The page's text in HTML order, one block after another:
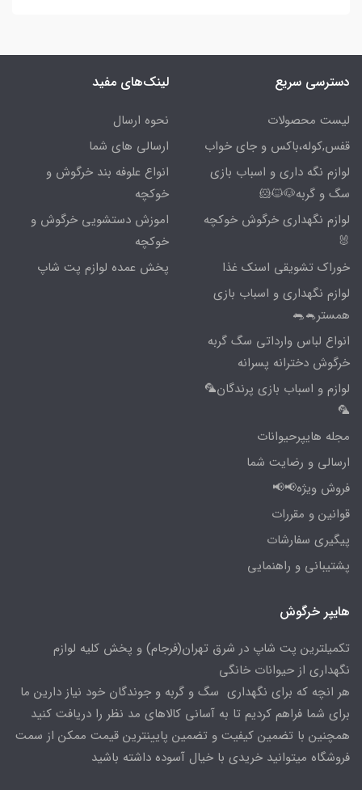
دسترسی سریع
لیست محصولات
قفس,کوله،باکس و جای خواب
لوازم نگه داری و اسباب بازی
سگ و گربه🐶🐱🐹
لوازم نگهداری خرگوش خوکچه
🐰
خوراک تشویقی اسنک غذا
لوازم نگهداری و اسباب بازی
همستر🐁🐀
انواع لباس وارداتی سگ گربه
خرگوش دخترانه پسرانه
لوازم و اسباب بازی پرندگان🦜
🦜
مجله هایپرحیوانات
ارسالی و رضایت شما
فروش ویژه📢📢
قوانین و مقررات
پیگیری سفارشات
پشتیبانی و راهنمایی
لینک‌های مفید
نحوه ارسال
ارسالی های شما
انواع علوفه بند خرگوش و
خوکچه
اموزش دستشویی خرگوش و
خوکچه
پخش عمده لوازم پت شاپ
هایپر خرگوش
تکمیلترین پت شاپ در شرق تهران(فرجام) و پخش کلیه لوازم
نگهداری از حیوانات خانگی
هر انچه که برای نگهداری سگ و گربه و جوندگان خود نیاز دارین ما
برای شما فراهم کردیم تا به آسانی کالاهای مد نظر را دریافت کنید
همچنین با تضمین کیفیت و تضمین پایینترین قیمت ممکن از سمت
فروشگاه میتوانید خریدی با خیال آسوده داشته باشید